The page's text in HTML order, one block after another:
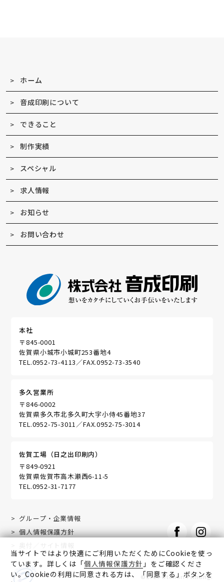
ホーム
音成印刷について
できること
制作実績
スペシャル
求人情報
お知らせ
お問い合わせ
本社
〒845-0001
佐賀県小城市小城町253番地4
TEL.0952-73-4113
FAX.0952-73-3540
多久営業所
〒846-0002
佐賀県多久市北多久町大字小侍45番地37
TEL.0952-75-3011
FAX.0952-75-3014
佐賀工場（日之出印刷内）
〒849-0921
佐賀県佐賀市高木瀬西6-11-5
TEL.0952-31-7177
グループ・企業情報
個人情報保護方針
©2025 Otonari Printing.
当サイトではより快適にご利用いただくためにCookieを使っ
ています。詳しくは「個人情報保護方針 」をご確認くださ
い。Cookieの利用に同意される方は、「同意する」ボタンを